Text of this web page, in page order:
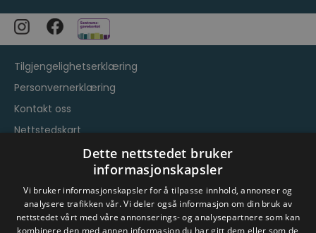
Tilgjengelighetserklæring
Personvernerklæring
Kontakt oss
Nettstedskart
Vilkår og betingelserDette nettstedet bruker
informasjonskapsler
Vi bruker informasjonskapsler for å tilpasse innhold, annonser og
analysere trafikken vår. Vi deler også informasjon om din bruk av
nettstedet vårt med våre annonserings- og analysepartnere som kan
kombinere den med annen informasjon du har gitt dem eller som de